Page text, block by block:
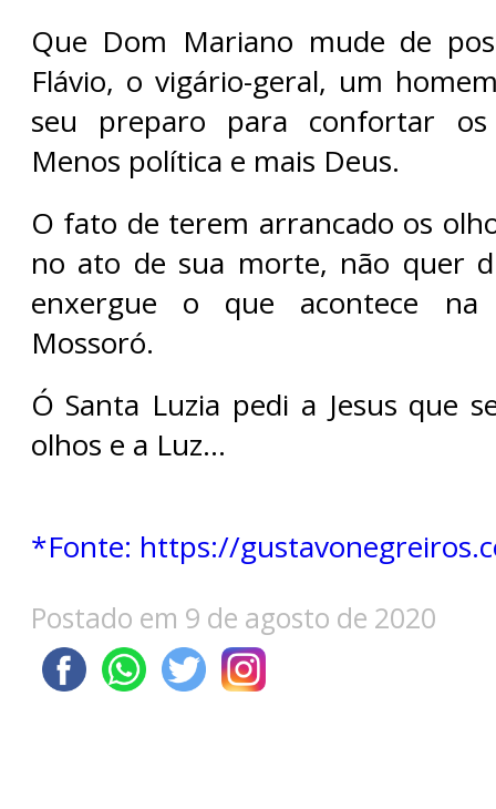
Que Dom Mariano mude de
Flávio, o vigário-geral, um
seu preparo para confortar
Menos política e mais Deus.
O fato de terem arrancado os
no ato de sua morte, não quer
enxergue o que acontece
Mossoró.
Ó Santa Luzia pedi a Jesus que
olhos e a Luz…
*Fonte: https://
Postado em 9 de agosto de 2020